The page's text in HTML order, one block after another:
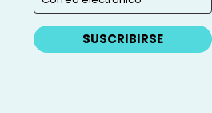
SUSCRIBIRSE